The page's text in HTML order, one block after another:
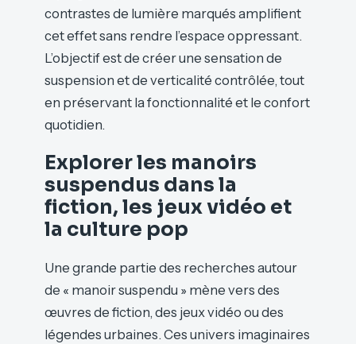
contrastes de lumière marqués amplifient
cet effet sans rendre l’espace oppressant.
L’objectif est de créer une sensation de
suspension et de verticalité contrôlée, tout
en préservant la fonctionnalité et le confort
quotidien.
Explorer les manoirs
suspendus dans la
fiction, les jeux vidéo et
la culture pop
Une grande partie des recherches autour
de « manoir suspendu » mène vers des
œuvres de fiction, des jeux vidéo ou des
légendes urbaines. Ces univers imaginaires